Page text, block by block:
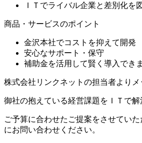
ＩＴでライバル企業と差別化を
商品・サービスのポイント
金沢本社でコストを抑えて開発
安心なサポート・保守
補助金を活用して賢く導入でき
株式会社リンクネットの担当者よりメ
御社の抱えている経営課題をＩＴで解
ご予算に合わせたご提案をさせてい
にお問い合わせください。